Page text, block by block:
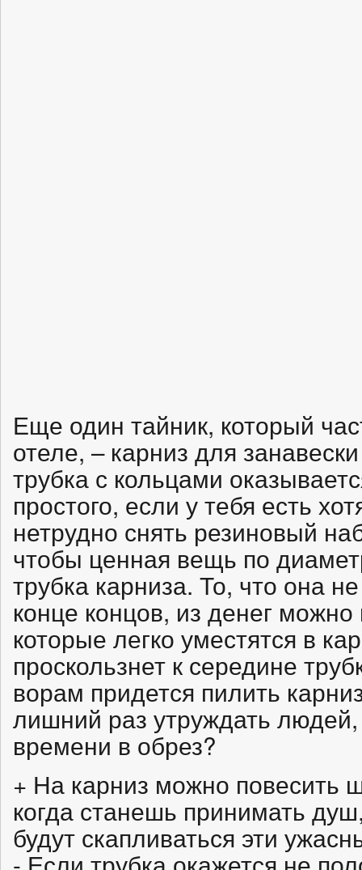
Еще один тайник, который
отеле, – карниз для
трубка с кольцами
простого, если у тебя есть
нетрудно снять резиновый
чтобы ценная вещь по
трубка карниза. То, что она
конце концов, из денег можно
которые легко уместятся в
проскользнет к середине
ворам придется пилить
лишний раз утруждать людей,
времени в обрез?
+ На карниз можно повесить
когда станешь принимать
будут скапливаться эти